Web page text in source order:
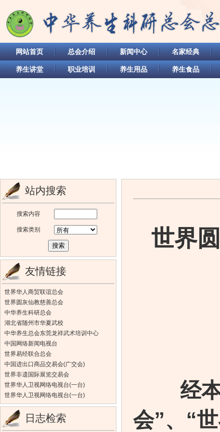
网站首页 总会介绍 新闻中心 名家经典
养生讲堂 职业培训 养生用品 养生食品
站内搜索
搜索内容
搜索类别
友情链接
世界华人商贸联谊总会
世界圆灰仙教慈善总会
中华养生科研总会
湖北省随州市华夏武校
中华养生总会东莞龙祥武术培训中心
中国网络新闻电视台
世界易经联合总会
中国进出口商品交易会(广交会)
世界非遗国际展览交易会
世界华人卫视网络电视台(一台)
世界华人卫视网络电视台(一台)
日志检索
世界
经本
会”、“